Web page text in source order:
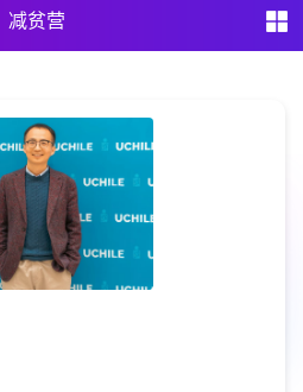
减贫营